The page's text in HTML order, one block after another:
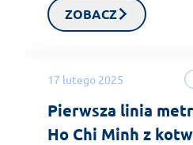
ZOBACZ
17 lutego 2025
Pierwsza linia
Ho Chi Minh z